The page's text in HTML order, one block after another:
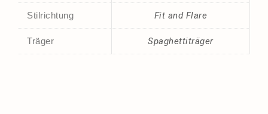
Stilrichtung Fit and Flare
Träger Spaghettiträger